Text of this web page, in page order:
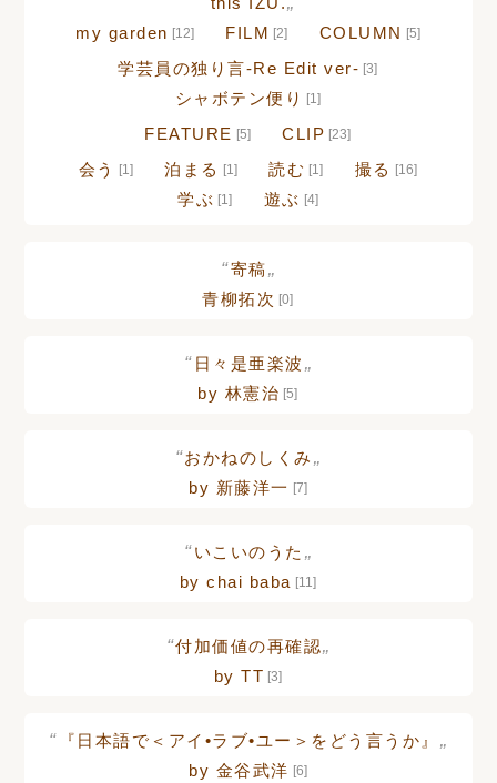
my garden [12] FILM [2] COLUMN [5]
学芸員の独り言-Re Edit ver- [3]
シャボテン便り [1]
FEATURE [5] CLIP [23]
会う [1] 泊まる [1] 読む [1] 撮る [16]
学ぶ [1] 遊ぶ [4]
“寄稿„
青柳拓次 [0]
“ 日々是亜楽波 „
by 林憲治 [5]
“おかねのしくみ „
by 新藤洋一 [7]
“いこいのうた „
by chai baba [11]
“付加価値の再確認„
by TT [3]
“ 『日本語で＜アイ•ラブ•ユー＞をどう言うか』 „
by 金谷武洋 [6]